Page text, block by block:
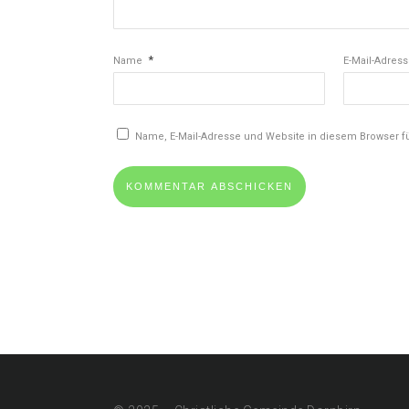
Name * E-Mail-
Name, E-Mail-Adresse und Website in diesem